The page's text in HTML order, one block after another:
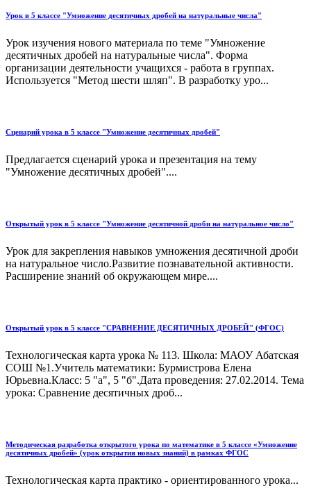
Урок в 5 классе "Умножение десятичных дробей на натуральные числа"
Урок изучения нового материала по теме "Умножение
десятичных дробей на натуральные числа". Форма
организации деятельности учащихся - работа в группах.
Используется "Метод шести шляп". В разработку уро...
Сценарий урока в 5 классе "Умножение десятичных дробей"
Предлагается сценарий урока и презентация на тему
"Умножение десятичных дробей"....
Открытый урок в 5 классе "Умножение десятичной дроби на натуральное число"
Урок для закрепления навыков умножения десятичной дроби
на натуральное число.Развитие познавательной активности.
Расширение знаний об окружающем мире....
Открытый урок в 5 классе "СРАВНЕНИЕ ДЕСЯТИЧНЫХ ДРОБЕЙ" (ФГОС)
Технологическая карта урока № 113. Школа: МАОУ Абатская
СОШ №1.Учитель математики: Бурмистрова Елена
Юрьевна.Класс: 5 "а", 5 "б".Дата проведения: 27.02.2014. Тема
урока: Сравнение десятичных дроб...
Методическая разработка открытого урока по математике в 5 классе «Умножение
десятичных дробей» (урок открытия новых знаний) в рамках ФГОС
Технологическая карта практико - ориентированного урока...